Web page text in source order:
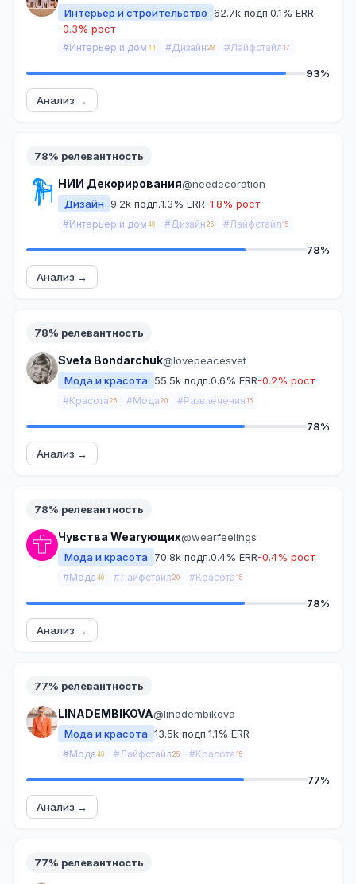
Интерьер и строительство 62.7k подп.0.1% ERR
-0.3% рост
#Интерьер и дом 44 #Дизайн 28 #Лайфстайл 17
93%
Анализ →
78% релевантность
НИИ Декорирования@needecoration
Дизайн 9.2k подп.1.3% ERR-1.8% рост
#Интерьер и дом 40 #Дизайн 25 #Лайфстайл 15
78%
Анализ →
78% релевантность
Sveta Bondarchuk@lovepeacesvet
Мода и красота
55.5k подп.0.6% ERR-0.2% рост
#Красота 25 #Мода 20 #Развлечения 15
78%
Анализ →
78% релевантность
Чувства Wearующих@wearfeelings
Мода и красота
70.8k подп.0.4% ERR-0.4% рост
#Мода 40 #Лайфстайл 20 #Красота 15
78%
Анализ →
77% релевантность
LINADEMBIKOVA@linadembikova
Мода и красота 13.5k подп.1.1% ERR
#Мода 40 #Лайфстайл 25 #Красота 15
77%
Анализ →
77% релевантность